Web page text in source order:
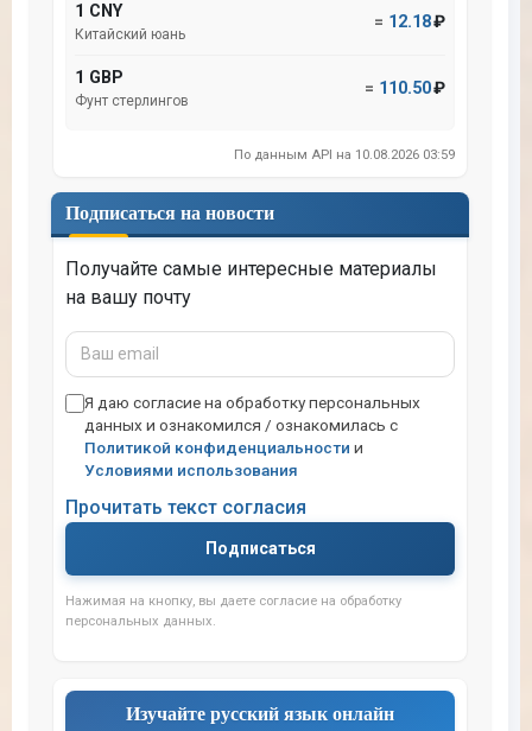
1 CNY
Китайский юань
= 12.18₽
1 GBP
Фунт стерлингов
= 110.50₽
По данным API на 10.08.2026 03:59
Подписаться на новости
Получайте самые интересные материалы
на вашу почту
Ваш
email
Я даю согласие на обработку персональных
данных и ознакомился / ознакомилась с
Политикой конфиденциальности и
Условиями использования
Прочитать текст согласия
Подписаться
Нажимая на кнопку, вы даете согласие на обработку
персональных данных.
Изучайте русский язык онлайн